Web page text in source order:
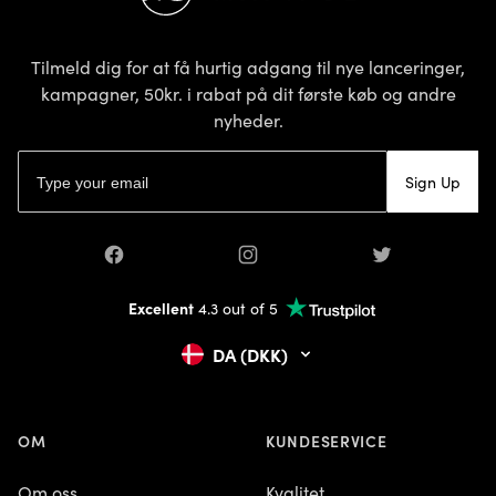
Tilmeld dig for at få hurtig adgang til nye lanceringer,
kampagner, 50kr. i rabat på dit første køb og andre
nyheder.
Sign Up
Facebook Instagram Twitter
Excellent4.3 out of 5
DA (DKK)
OM
Om oss
KUNDESERVICE
Kvalitet